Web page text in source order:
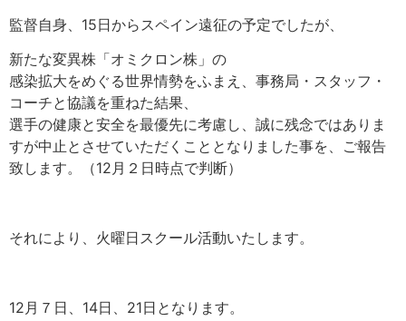
監督自身、15日からスペイン遠征の予定でしたが、
新たな変異株「オミクロン株」の
感染拡大をめぐる世界情勢をふまえ、事務局・スタッフ・
コーチと協議を重ねた結果、
選手の健康と安全を最優先に考慮し、誠に残念ではありま
すが中止とさせていただくこととなりました事を、ご報告
致します。（12月２日時点で判断）
それにより、火曜日スクール活動いたします。
12月７日、14日、21日となります。